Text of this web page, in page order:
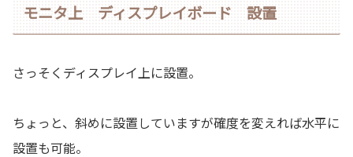
モニタ上 ディスプレイボード 設置
さっそくディスプレイ上に設置。
ちょっと、斜めに設置していますが確度を変えれば水平に
設置も可能。